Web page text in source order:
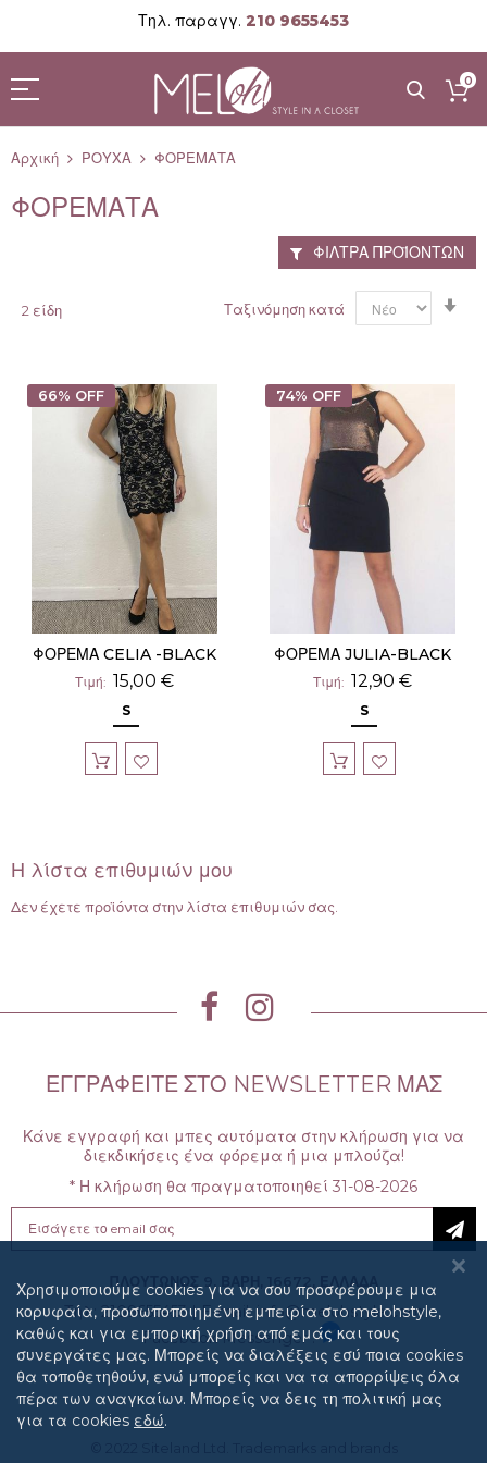
Τηλ. παραγγ. 210 9655453
στο
περιεχόμενο
0
Αρχική ΡΟΥΧΑ ΦΟΡΕΜΑΤΑ
ΦΟΡΕΜΑΤΑ
2 είδη Ταξινόμηση κατά
66% OFF
ΦΟΡΕΜΑ CELIA -BLACK
Τιμή 15,00 €
S
74% OFF
ΦΟΡΕΜΑ JULIA-BLACK
Τιμή 12,90 €
S
ΦΊΛΤΡΑ ΠΡΟΪΌΝΤΩΝ
Η λίστα επιθυμιών μου
Δεν έχετε προϊόντα στην λίστα επιθυμιών σας.
ΕΓΓΡΑΦΕΊΤΕ ΣΤΟ NEWSLETTER ΜΑΣ
Κάνε εγγραφή και μπες αυτόματα στην κλήρωση για να
διεκδικήσεις ένα φόρεμα ή μια μπλούζα!
* Η κλήρωση θα πραγματοποιηθεί 31-08-2026
Newsletter:
ΠΛΟΥΤΩΝΟΣ 9, ΒΑΡΗ, 16672, ΕΛΛΑΔΑ
Τηλ: 2109655453|E-mail: info@melohstyle.com
Facebook Messenger :
Χρησιμοποιούμε cookies για να σου προσφέρουμε μια
κορυφαία, προσωποποιημένη εμπειρία στo melohstyle,
καθώς και για εμπορική χρήση από εμάς και τους
συνεργάτες μας. Μπορείς να διαλέξεις εσύ ποια cookies
θα τοποθετηθούν, ενώ μπορείς και να τα απορρίψεις όλα
πέρα των αναγκαίων. Μπορείς να δεις τη πολιτική μας
για τα cookies εδώ.